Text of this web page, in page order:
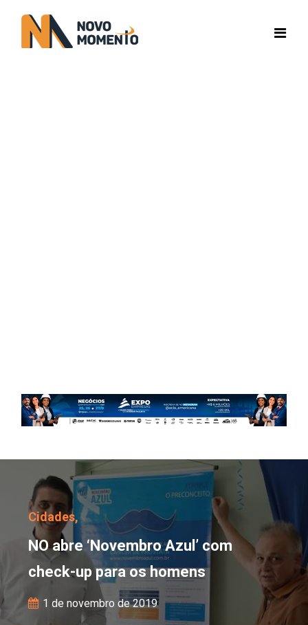
NO abre ‘Novembro
Cidades,
NO abre ‘Novembro Azul’ com
check-up para os homens
1 de novembro de 2019